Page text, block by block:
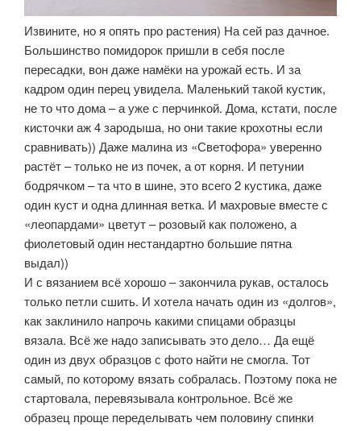
Извините, но я опять про растения) На сей раз дачное.
Большинство помидорок пришли в себя после
пересадки, вон даже намёки на урожай есть. И за
кадром один перец увидела. Маленький такой кустик,
не то что дома – а уже с перчинкой. Дома, кстати, после
кисточки аж 4 зародыша, но они такие крохотны если
сравнивать)) Даже малина из «Светофора» уверенно
растёт – только не из почек, а от корня. И петунии
бодрячком – та что в шине, это всего 2 кустика, даже
один куст и одна длинная ветка. И махровые вместе с
«леопардами» цветут – розовый как положено, а
фиолетовый один нестандартно большие пятна
выдал))
И с вязанием всё хорошо – закончила рукав, осталось
только петли сшить. И хотела начать один из «долгов»,
как заклинило напрочь какими спицами образцы
вязала. Всё же надо записывать это дело… Да ещё
один из двух образцов с фото найти не смогла. Тот
самый, по которому вязать собралась. Поэтому пока не
стартовала, перевязывала контрольное. Всё же
образец проще переделывать чем половину спинки